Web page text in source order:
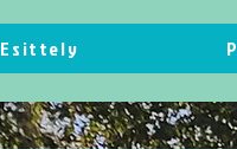
Esittely